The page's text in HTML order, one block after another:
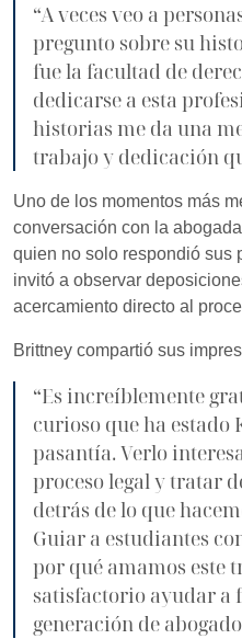
“A veces veo a
pregunto sobre su
fue la facultad de
dedicarse a esta
historias me da una
trabajo y dedicación
Uno de los momentos más
conversación con la
quien no solo respondió sus
invitó a observar
acercamiento directo al
Brittney compartió sus
“Es increíblemente
curioso que ha
pasantía. Verlo
proceso legal y tratar
detrás de lo que
Guiar a estudiantes
por qué amamos este
satisfactorio ayudar a
generación de